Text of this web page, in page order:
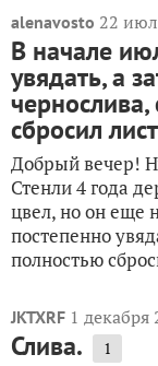
alenavosto 22
В начале
увядать, а
сбросил
Добрый вечер!
Стенли 4 года
цвел, но он еще
постепенно
полностью
JKTXRF 1 декабря
Слива. 1